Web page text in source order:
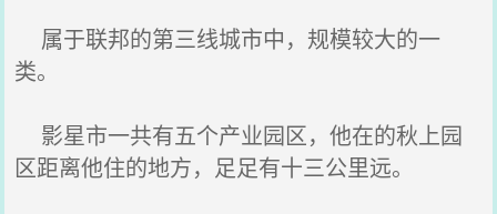
属于联邦的第三线城市中，规模较大的一
类。
影星市一共有五个产业园区，他在的秋上园
区距离他住的地方，足足有十三公里远。